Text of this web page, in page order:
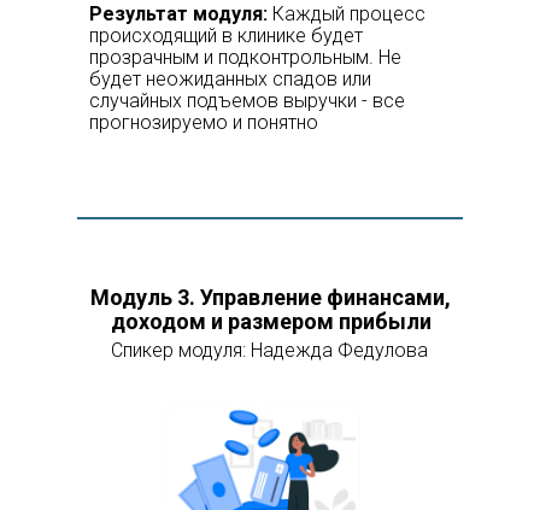
Результат модуля: Каждый процесс
происходящий в клинике будет
прозрачным и подконтрольным. Не
будет неожиданных спадов или
случайных подъемов выручки - все
прогнозируемо и понятно
Модуль 3. Управление финансами,
доходом и размером прибыли
Спикер модуля: Надежда Федулова